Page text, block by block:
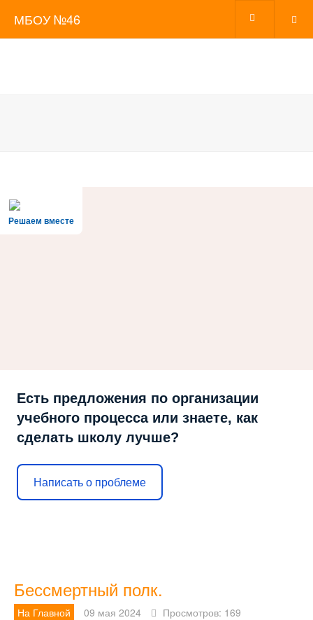
МБОУ №46
Решаем вместе
Есть предложения по организации
учебного процесса или знаете, как
сделать школу лучше?
Написать о проблеме
Бессмертный полк.
На Главной 09 мая 2024 Просмотров: 169